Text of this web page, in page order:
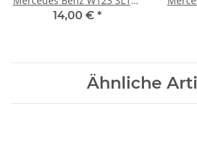
W116 W114 W115 W108
14,00 € *
Ähnliche